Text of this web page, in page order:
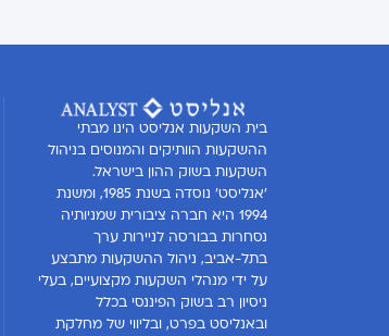
בית השקעות אנליסט הינו מבתי
ההשקעות הוותיקים והמנוסים בניהול
השקעות בשוק ההון בישראל.
'אנליסט' נוסדה בשנת 1985, ומשנת
1994 היא חברה ציבורית שמניותיה
נסחרות בבורסה לניירות ערך
בתל-אביב, ניהול ההשקעות מתבצע
על ידי מנהלי השקעות מקצועיים, בעלי
ניסיון רב בשוק הפיננסי בכלל
ובאנליסט בפרט, ובליווי של מחלקת